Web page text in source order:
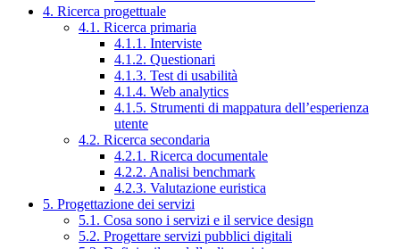
4. Ricerca progettuale
4.1. Ricerca primaria
4.1.1. Interviste
4.1.2. Questionari
4.1.3. Test di usabilità
4.1.4. Web analytics
4.1.5. Strumenti di mappatura dell’esperienza
utente
4.2. Ricerca secondaria
4.2.1. Ricerca documentale
4.2.2. Analisi benchmark
4.2.3. Valutazione euristica
5. Progettazione dei servizi
5.1. Cosa sono i servizi e il service design
5.2. Progettare servizi pubblici digitali